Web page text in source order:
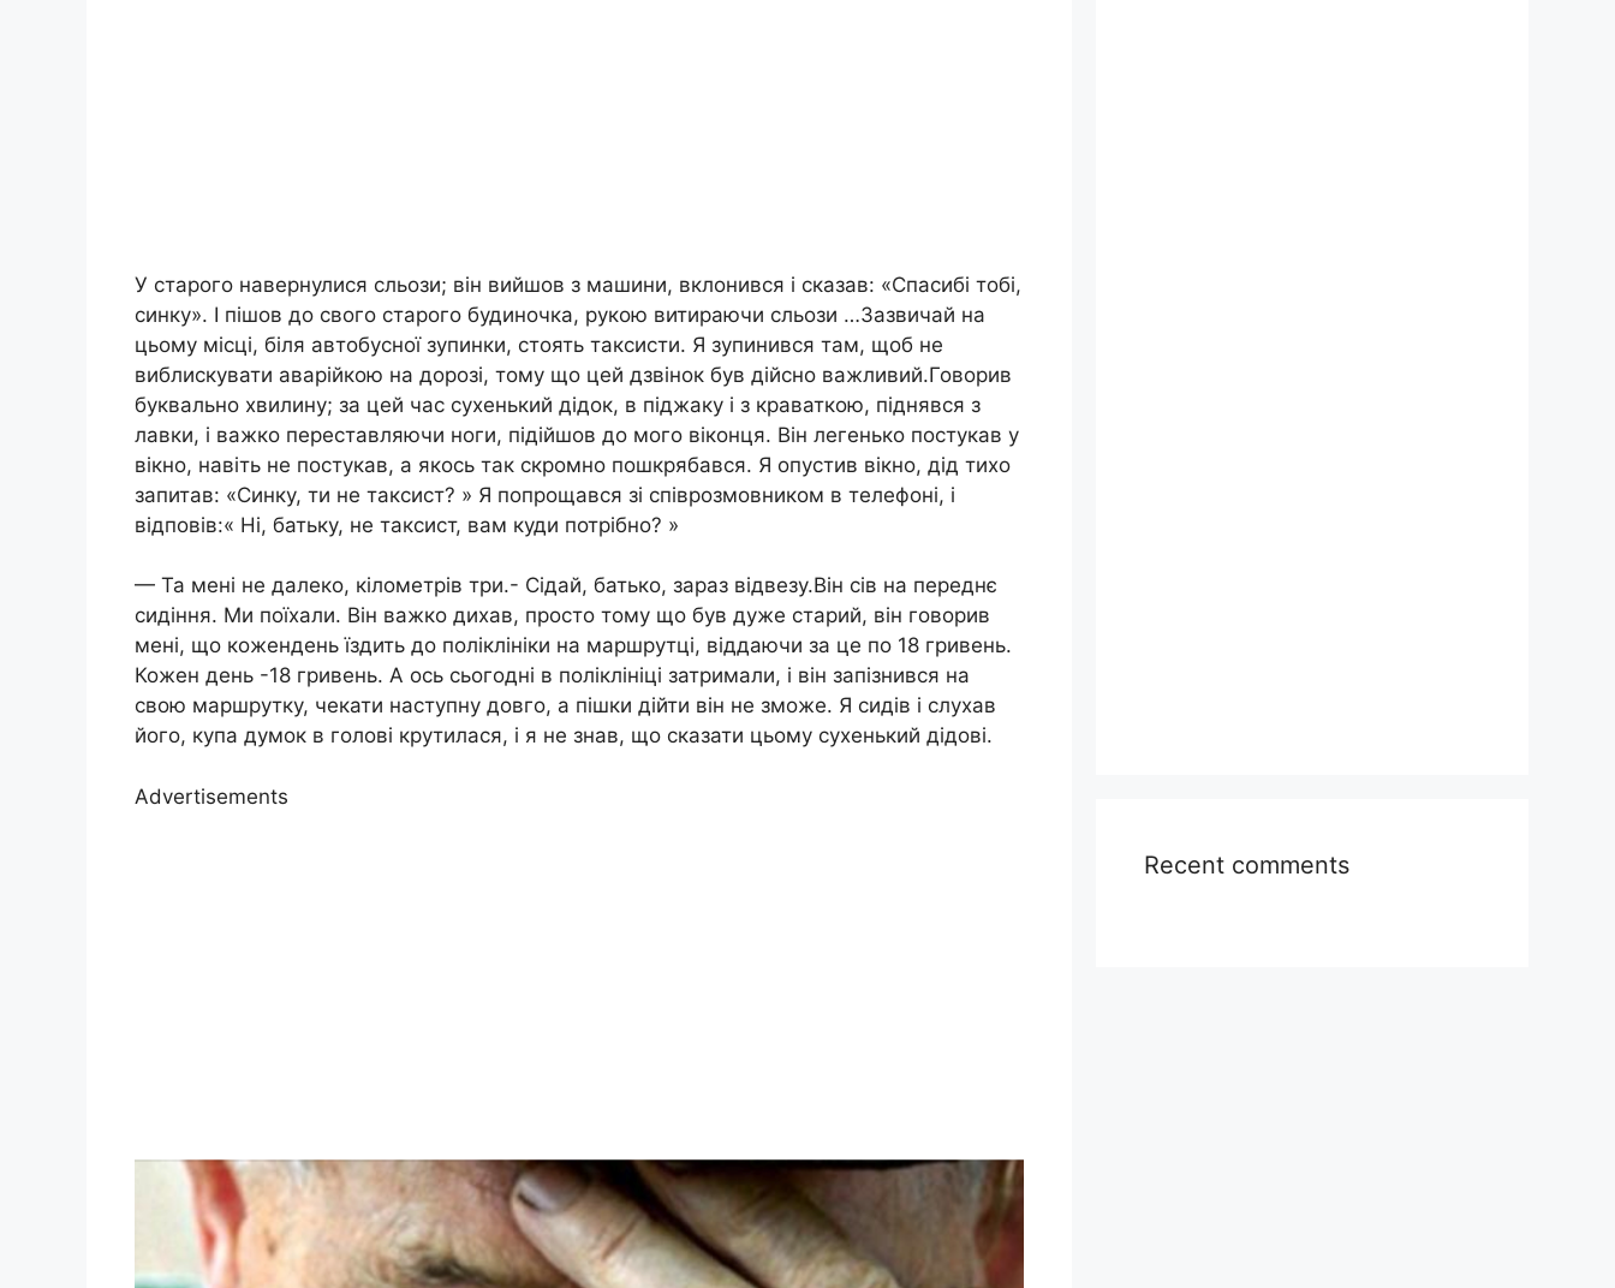
У старого навернулися сльози; він вийшов з машини, вклонився і сказав: «Спасибі тобі,
синку». І пішов до свого старого будиночка, рукою витираючи сльози …Зазвичай на
цьому місці, біля автобусної зупинки, стоять таксисти. Я зупинився там, щоб не
виблискувати аварійкою на дорозі, тому що цей дзвінок був дійсно важливий.Говорив
буквально хвилину; за цей час сухенький дідок, в піджаку і з краваткою, піднявся з
лавки, і важко переставляючи ноги, підійшов до мого віконця. Він легенько постукав у
вікно, навіть не постукав, а якось так скромно пошкрябався. Я опустив вікно, дід тихо
запитав: «Синку, ти не таксист? » Я попрощався зі співрозмовником в телефоні, і
відповів:« Ні, батьку, не таксист, вам куди потрібно? »
— Та мені не далеко, кілометрів три.- Сідай, батько, зараз відвезу.Він сів на переднє
сидіння. Ми поїхали. Він важко дихав, просто тому що був дуже старий, він говорив
мені, що кожендень їздить до поліклініки на маршрутці, віддаючи за це по 18 гривень.
Кожен день -18 гривень. А ось сьогодні в поліклініці затримали, і він запізнився на
свою маршрутку, чекати наступну довго, а пішки дійти він не зможе. Я сидів і слухав
його, купа думок в голові крутилася, і я не знав, що сказати цьому сухенький дідові.
Advertisements
Recent comments